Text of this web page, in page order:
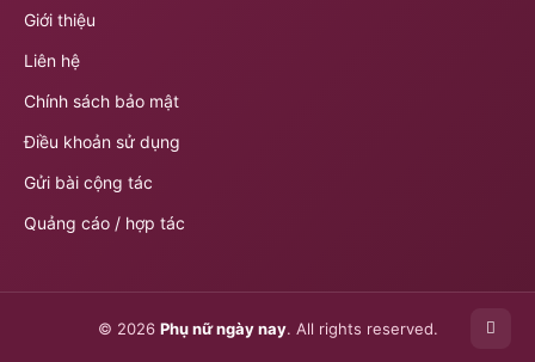
Giới thiệu
Liên hệ
Chính sách bảo mật
Điều khoản sử dụng
Gửi bài cộng tác
Quảng cáo / hợp tác
© 2026 Phụ nữ ngày nay. All rights reserved.